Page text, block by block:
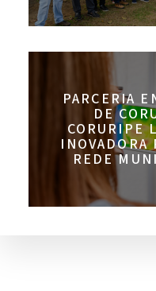
PARCERIA
DE
CORURIPE
INOVADORA
REDE